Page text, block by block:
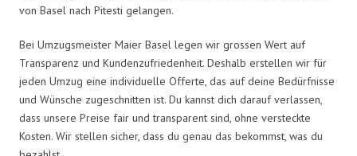
von Basel nach Pitesti gelangen.
Bei Umzugsmeister Maier Basel legen wir grossen Wert auf
Transparenz und Kundenzufriedenheit. Deshalb erstellen wir für
jeden Umzug eine individuelle Offerte, das auf deine Bedürfnisse
und Wünsche zugeschnitten ist. Du kannst dich darauf verlassen,
dass unsere Preise fair und transparent sind, ohne versteckte
Kosten. Wir stellen sicher, dass du genau das bekommst, was du